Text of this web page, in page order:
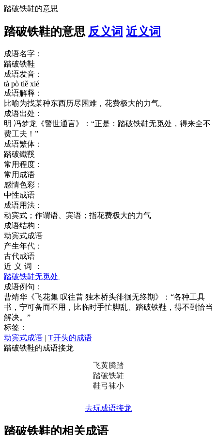
踏破铁鞋的意思
踏破铁鞋的意思 反义词 近义词
成语名字：
踏破铁鞋
成语发音：
tà pò tiě xié
成语解释：
比喻为找某种东西历尽困难，花费极大的力气。
成语出处：
明 冯梦龙《警世通言》：“正是：踏破铁鞋无觅处，得来全不
费工夫！”
成语繁体：
踏破鐵鞵
常用程度：
常用成语
感情色彩：
中性成语
成语用法：
动宾式；作谓语、宾语；指花费极大的力气
成语结构：
动宾式成语
产生年代：
古代成语
近义词：
踏破铁鞋无觅处
成语例句：
曹靖华《飞花集 叹往昔 独木桥头徘徊无终期》：“各种工具
书，宁可备而不用，比临时手忙脚乱、踏破铁鞋，得不到恰当
解决。”
标签：
动宾式成语 | T开头的成语
踏破铁鞋的成语接龙
飞黄腾踏
踏破铁鞋
鞋弓袜小
去玩成语接龙
踏破铁鞋的相关成语